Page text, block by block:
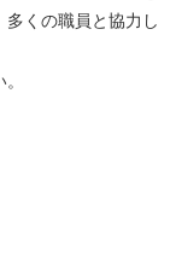
くの職員と協力し